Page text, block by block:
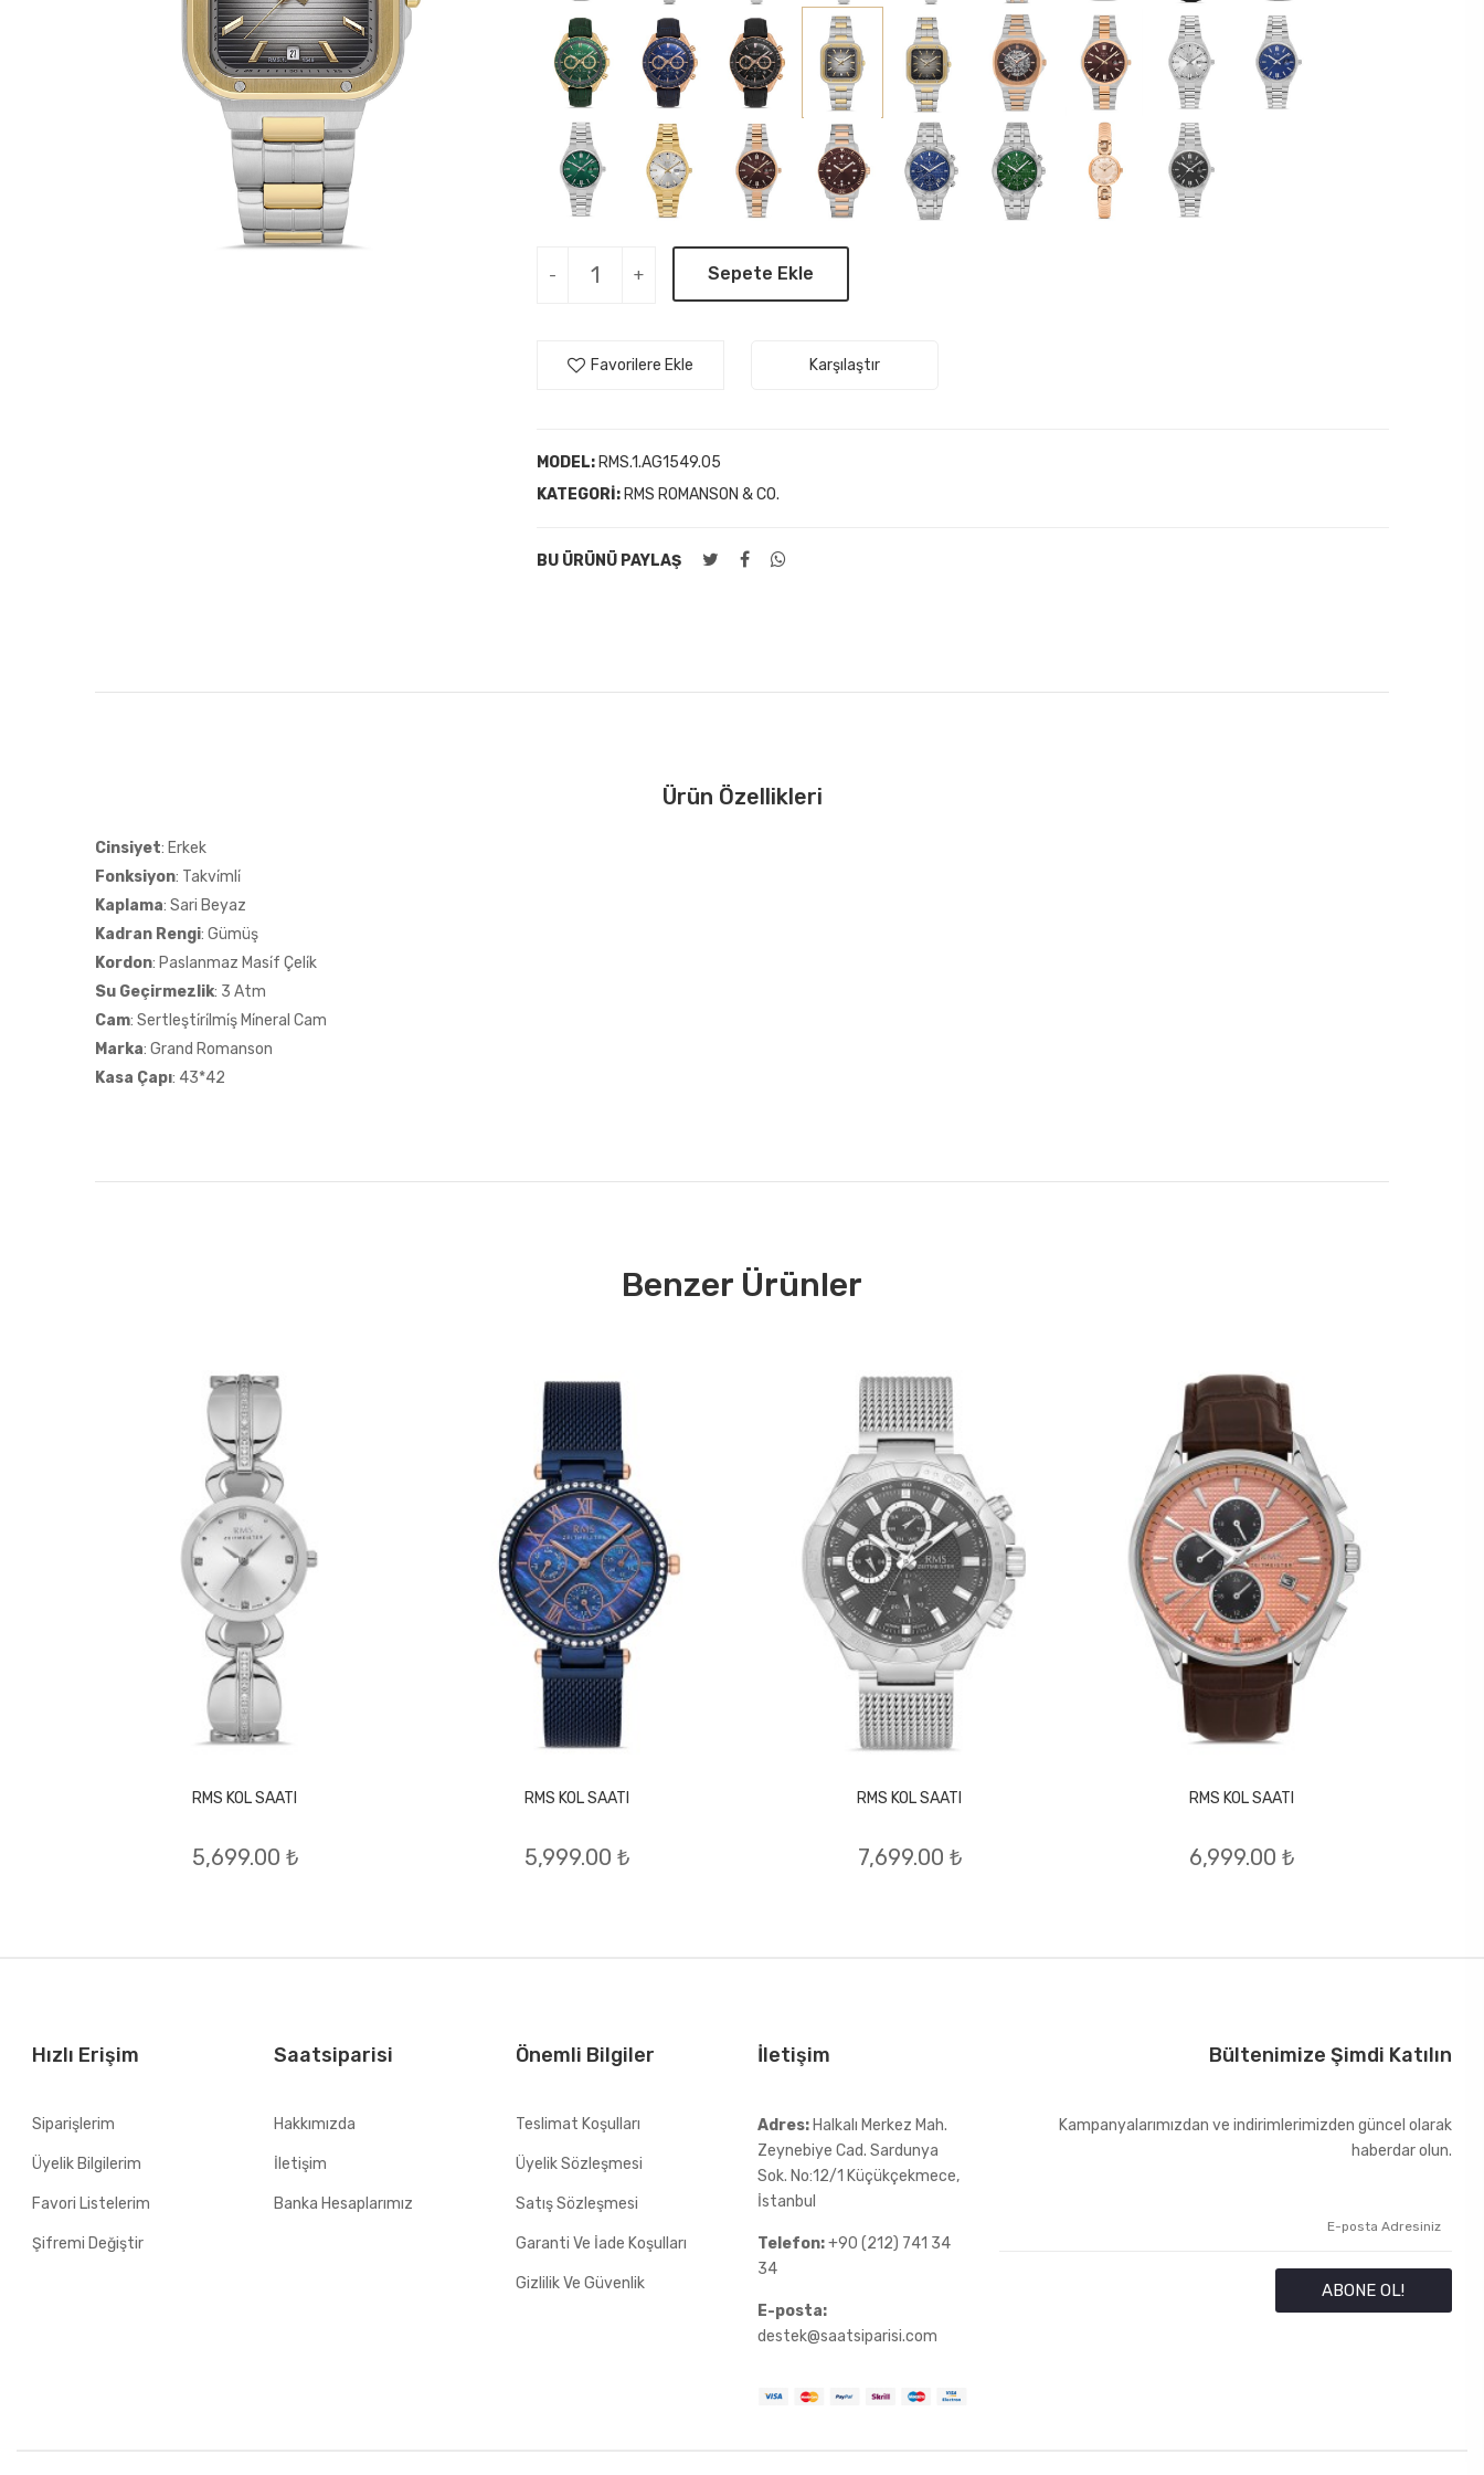
- + Sepete Ekle
Favorilere Ekle Karşılaştır
MODEL: RMS.1.AG1549.05
KATEGORI: RMS ROMANSON & CO.
BU ÜRÜNÜ PAYLAŞ
Ürün Özellikleri
Cinsiyet: Erkek
Fonksiyon: Takvi̇mli̇
Kaplama: Sari Beyaz
Kadran Rengi: Gümüş
Kordon: Paslanmaz Masi̇f Çeli̇k
Su Geçirmezlik: 3 Atm
Cam: Sertleşti̇ri̇lmi̇ş Mi̇neral Cam
Marka: Grand Romanson
Kasa Çapı: 43*42
Benzer Ürünler
RMS KOL SAATI
5,699.00 ₺
RMS KOL SAATI
5,999.00 ₺
RMS KOL SAATI
7,699.00 ₺
RMS KOL SAATI
6,999.00 ₺
Hızlı Erişim
Siparişlerim
Üyelik Bilgilerim
Favori Listelerim
Şifremi Değiştir
Saatsiparisi
Hakkımızda
İletişim
Banka Hesaplarımız
Önemli Bilgiler
Teslimat Koşulları
Üyelik Sözleşmesi
Satış Sözleşmesi
Garanti Ve İade Koşulları
Gizlilik Ve Güvenlik
İletişim
Adres:Halkalı Merkez Mah.
Zeynebiye Cad. Sardunya
Sok. No:12/1 Küçükçekmece,
İstanbul
Telefon:+90 (212) 741 34
34
E-posta:
destek@saatsiparisi.com
Bültenimize Şimdi Katılın
Kampanyalarımızdan ve indirimlerimizden güncel olarak
haberdar olun.
ABONE OL!